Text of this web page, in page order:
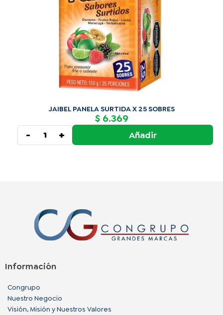
JAIBEL PANELA SURTIDA X 25 SOBRES
$6.369
- + Añadir
Información
Congrupo
Nuestro Negocio
Visión, Misión y Nuestros Valores